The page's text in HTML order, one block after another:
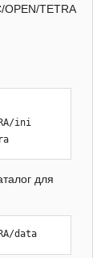
OPEN/TETRA
ini
для
data